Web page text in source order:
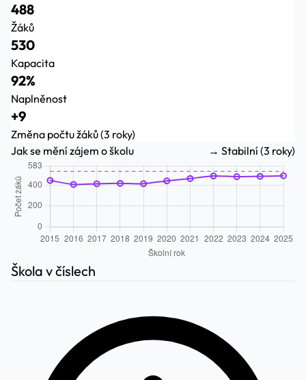
488
Žáků
530
Kapacita
92%
Naplněnost
+9
Změna počtu žáků (3 roky)
Jak se mění zájem o školu
→ Stabilní (3 roky)
Škola v číslech